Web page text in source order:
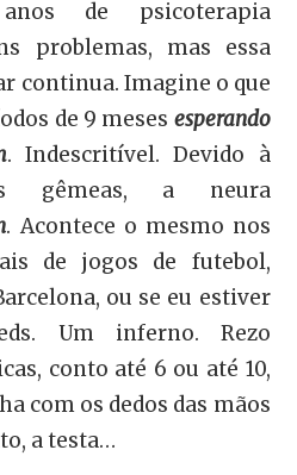
de psicoterapia
problemas, mas essa
continua. Imagine o que
de 9 meses esperando
. Indescritível. Devido à
gêmeas, a neura
. Acontece o mesmo nos
de jogos de futebol,
ou se eu estiver
Um inferno. Rezo
conto até 6 ou até 10,
com os dedos das mãos
a testa…